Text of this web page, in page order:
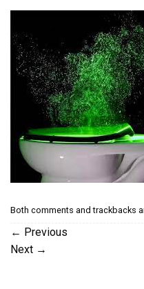
Both comments and trackbacks
← Previous
Next →